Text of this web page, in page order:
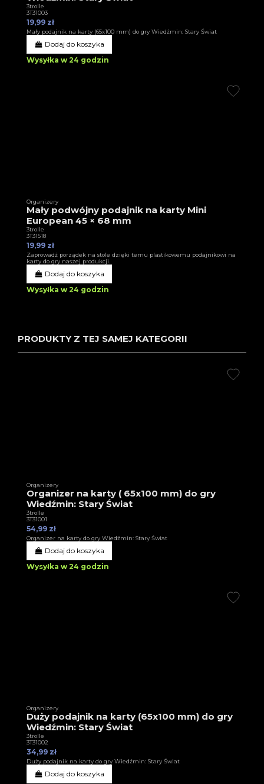
3trolle
3T31003
19,99 zł
Mały podajnik na karty (65x100 mm) do gry Wiedźmin: Stary Świat
Dodaj do koszyka
Wysyłka w 24 godzin
Organizery
Mały podwójny podajnik na karty Mini
European 45 × 68 mm
3trolle
3T31518
19,99 zł
Zaprowadź porządek na stole dzięki temu plastikowemu podajnikowi na
karty do gry naszej produkcji.
Dodaj do koszyka
Wysyłka w 24 godzin
PRODUKTY Z TEJ SAMEJ KATEGORII
Organizery
Organizer na karty ( 65x100 mm) do gry
Wiedźmin: Stary Świat
3trolle
3T31001
54,99 zł
Organizer na karty do gry Wiedźmin: Stary Świat
Dodaj do koszyka
Wysyłka w 24 godzin
Organizery
Duży podajnik na karty (65x100 mm) do gry
Wiedźmin: Stary Świat
3trolle
3T31002
34,99 zł
Duży podajnik na karty do gry Wiedźmin: Stary Świat
Dodaj do koszyka